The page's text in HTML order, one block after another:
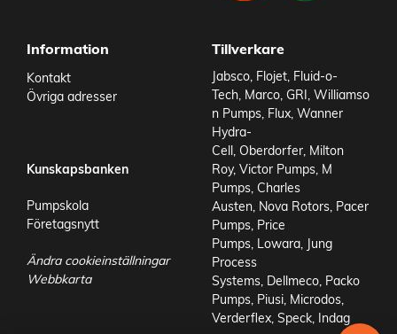
Information
Kontakt
Övriga adresser
Kunskapsbanken
Pumpskola
Företagsnytt
Ändra cookieinställningar
Webbkarta
Tillverkare
Jabsco, Flojet, Fluid-o-
Tech, Marco, GRI, Williamso
n Pumps, Flux, Wanner
Hydra-
Cell, Oberdorfer, Milton
Roy, Victor Pumps, M
Pumps, Charles
Austen, Nova Rotors, Pacer
Pumps, Price
Pumps, Lowara, Jung
Process
Systems, Dellmeco, Packo
Pumps, Piusi, Microdos,
Verderflex, Speck, Indag